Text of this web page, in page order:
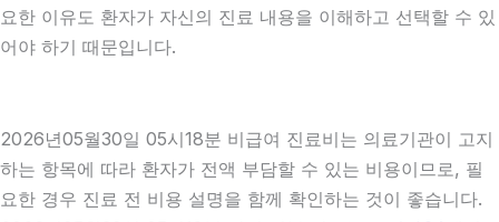
요한 이유도 환자가 자신의 진료 내용을 이해하고 선택할 수 있
어야 하기 때문입니다.
2026년05월30일 05시18분 비급여 진료비는 의료기관이 고지
하는 항목에 따라 환자가 전액 부담할 수 있는 비용이므로, 필
요한 경우 진료 전 비용 설명을 함께 확인하는 것이 좋습니다.